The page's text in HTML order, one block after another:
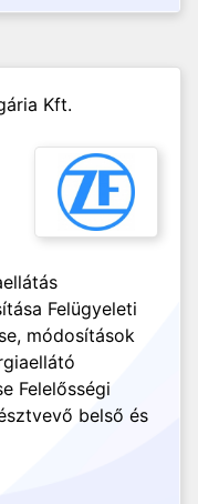
Kft.
Felügyeleti
módosítások
Felelősségi
belső és